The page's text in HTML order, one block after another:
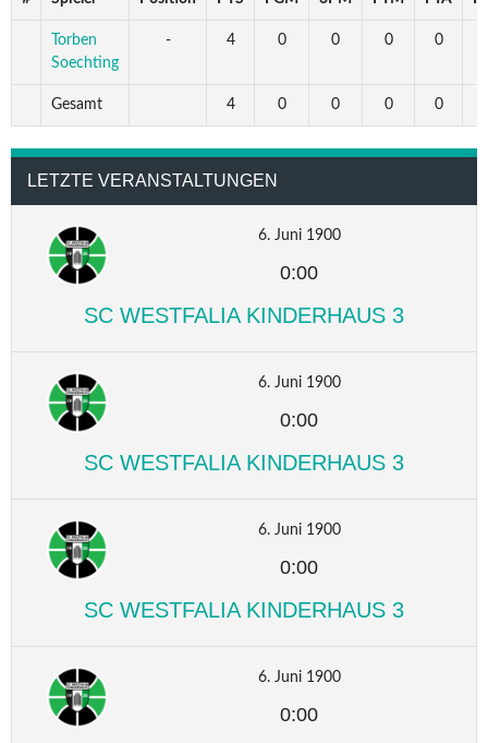
Torben
Soechting
- 4 0 0 0 0
Gesamt 4 0 0 0 0
LETZTE VERANSTALTUNGEN
6. Juni 1900
0:00
SC WESTFALIA KINDERHAUS 3
6. Juni 1900
0:00
SC WESTFALIA KINDERHAUS 3
6. Juni 1900
0:00
SC WESTFALIA KINDERHAUS 3
6. Juni 1900
0:00